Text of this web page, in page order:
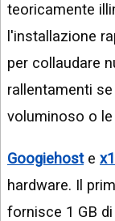
teoricamente
l'installazione
per collaudare
rallentamenti
voluminoso o
Googiehoste
hardware. Il
fornisce 1 GB